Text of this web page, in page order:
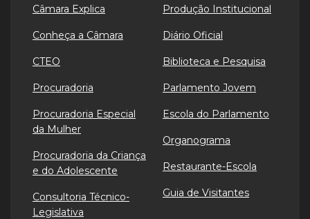
Câmara Explica
Conheça a Câmara
CTEO
Procuradoria
Procuradoria Especial
da Mulher
Procuradoria da Criança
e do Adolescente
Consultoria Técnico-
Legislativa
Produção Institucional
Diário Oficial
Biblioteca e Pesquisa
Parlamento Jovem
Escola do Parlamento
Organograma
Restaurante-Escola
Guia de Visitantes